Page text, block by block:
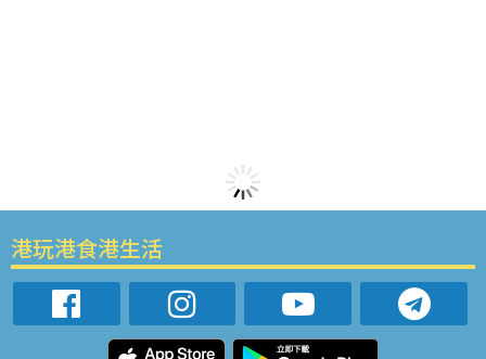
港玩港食港生活